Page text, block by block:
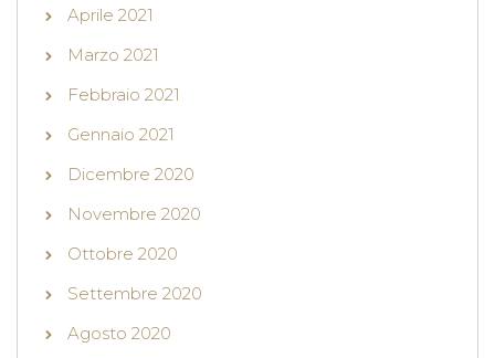
Aprile 2021
Marzo 2021
Febbraio 2021
Gennaio 2021
Dicembre 2020
Novembre 2020
Ottobre 2020
Settembre 2020
Agosto 2020